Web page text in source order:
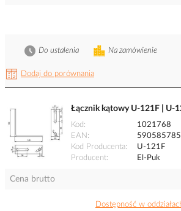
Dodaj do porównania
Na zamówienie
Do ustalenia
Łącznik kątowy U-121F | U-
Kod
1021768
EAN
Kod Producenta
U-121F
Producent
El-Puk
Cena brutto
Dostępność w